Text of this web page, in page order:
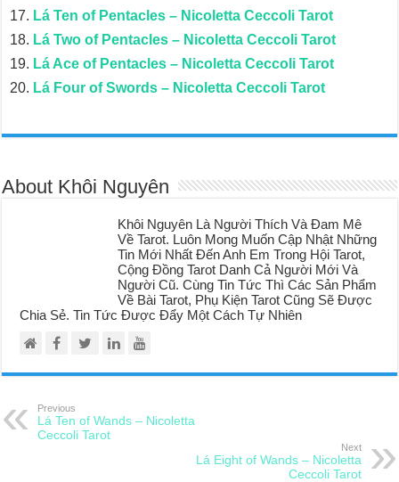
Lá Ten of Pentacles – Nicoletta Ceccoli Tarot
Lá Two of Pentacles – Nicoletta Ceccoli Tarot
Lá Ace of Pentacles – Nicoletta Ceccoli Tarot
Lá Four of Swords – Nicoletta Ceccoli Tarot
About Khôi Nguyên
Khôi Nguyên Là Người Thích Và Đam Mê
Về Tarot. Luôn Mong Muốn Cập Nhật Những
Tin Mới Nhất Đến Anh Em Trong Hội Tarot,
Cộng Đồng Tarot Danh Cả Người Mới Và
Người Cũ. Cùng Tin Tức Thì Các Sản Phẩm
Về Bài Tarot, Phụ Kiện Tarot Cũng Sẽ Được
Chia Sẻ. Tin Tức Được Đẩy Một Cách Tự Nhiên
Previous
Lá Ten of Wands – Nicoletta
Ceccoli Tarot
Next
Lá Eight of Wands – Nicoletta
Ceccoli Tarot